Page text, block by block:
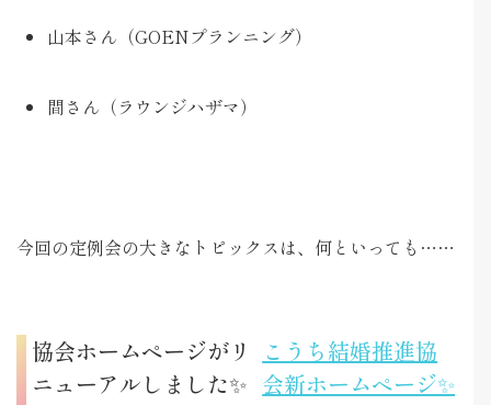
山本さん（GOENプランニング）
間さん（ラウンジハザマ）
今回の定例会の大きなトピックスは、何といっても……
協会ホームページがリ
ニューアルしました✨
こうち結婚推進協
会新ホームページ✨